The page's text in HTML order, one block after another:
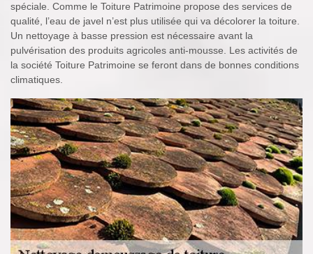
spéciale. Comme le Toiture Patrimoine propose des services de
qualité, l’eau de javel n’est plus utilisée qui va décolorer la toiture.
Un nettoyage à basse pression est nécessaire avant la
pulvérisation des produits agricoles anti-mousse. Les activités de
la société Toiture Patrimoine se feront dans de bonnes conditions
climatiques.